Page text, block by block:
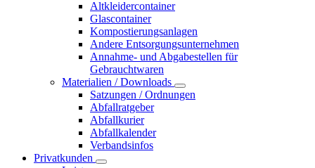
Altkleidercontainer
Glascontainer
Kompostierungsanlagen
Andere Entsorgungsunternehmen
Annahme- und Abgabestellen für
Gebrauchtwaren
Materialien / Downloads
Satzungen / Ordnungen
Abfallratgeber
Abfallkurier
Abfallkalender
Verbandsinfos
Privatkunden